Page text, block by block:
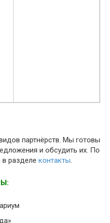
партнёрств. Мы готовы
и обсудить их. По
разделе контакты.